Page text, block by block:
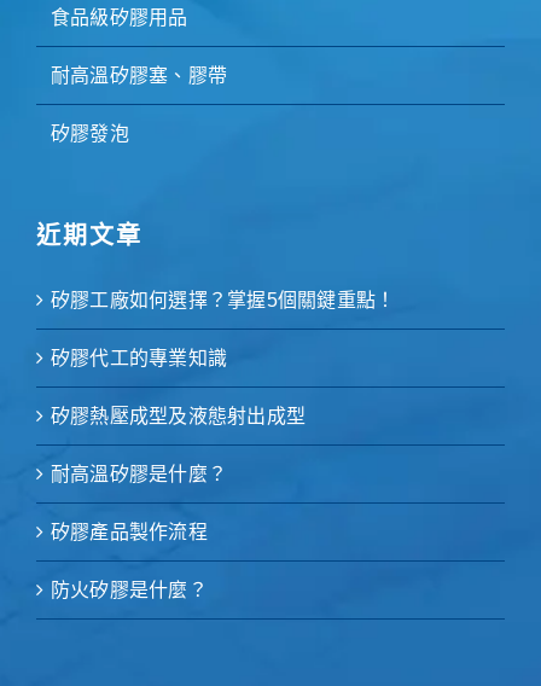
食品級矽膠用品
耐高溫矽膠塞、膠帶
矽膠發泡
近期文章
矽膠工廠如何選擇？掌握5個關鍵重點！
矽膠代工的專業知識
矽膠熱壓成型及液態射出成型
耐高溫矽膠是什麼？
矽膠產品製作流程
防火矽膠是什麼？